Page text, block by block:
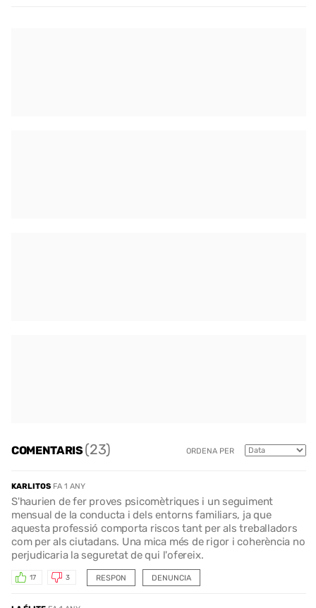
COMENTARIS(23) ORDENA PER
KARLITOS FA 1 ANY
S'haurien de fer proves psicomètriques i un seguiment
mensual de la conducta i dels entorns familiars, ja que
aquesta professió comporta riscos tant per als treballadors
com per als ciutadans. Una mica més de rigor i coherència no
perjudicaria la seguretat de qui l'ofereix.
RESPON
17 3 DENUNCIA